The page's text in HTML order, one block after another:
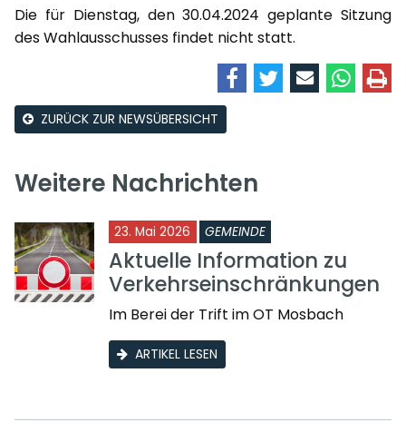
Die für Dienstag, den 30.04.2024 geplante Sitzung
des Wahlausschusses findet nicht statt.
ZURÜCK ZUR NEWSÜBERSICHT
Weitere Nachrichten
23. Mai 2026 GEMEINDE
Aktuelle Information zu
Verkehrseinschränkungen
Im Berei der Trift im OT Mosbach
ARTIKEL LESEN